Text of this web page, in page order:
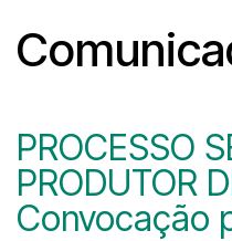
PROCESSO
PRODUTOR
Convocação